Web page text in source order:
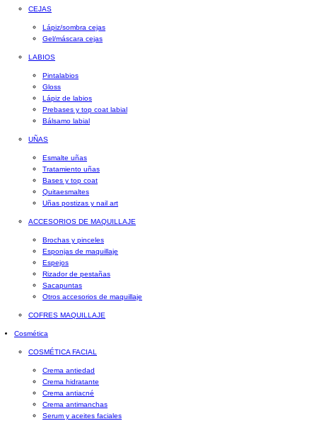
CEJAS
Lápiz/sombra cejas
Gel/máscara cejas
LABIOS
Pintalabios
Gloss
Lápiz de labios
Prebases y top coat labial
Bálsamo labial
UÑAS
Esmalte uñas
Tratamiento uñas
Bases y top coat
Quitaesmaltes
Uñas postizas y nail art
ACCESORIOS DE MAQUILLAJE
Brochas y pinceles
Esponjas de maquillaje
Espejos
Rizador de pestañas
Sacapuntas
Otros accesorios de maquillaje
COFRES MAQUILLAJE
Cosmética
COSMÉTICA FACIAL
Crema antiedad
Crema hidratante
Crema antiacné
Crema antimanchas
Serum y aceites faciales